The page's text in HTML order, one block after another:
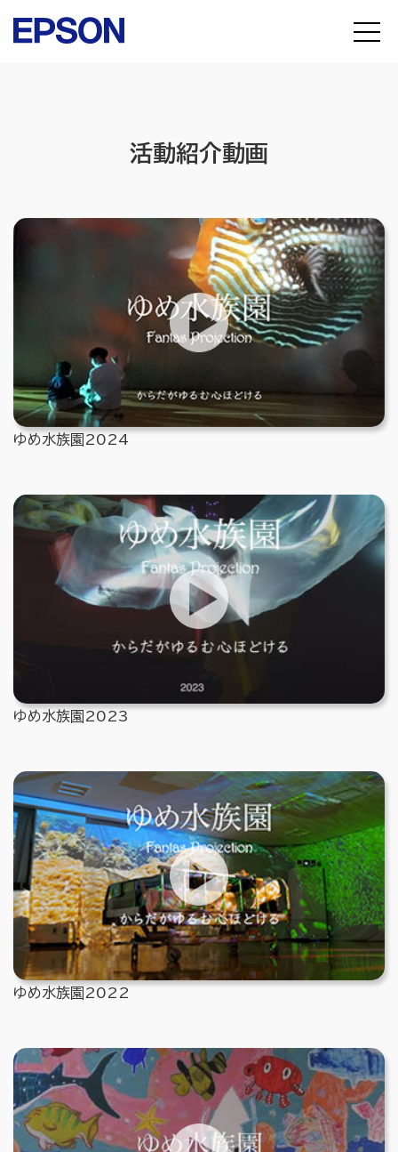
活動紹介動画
ゆめ水族園2024
ゆめ水族園2023
ゆめ水族園2022